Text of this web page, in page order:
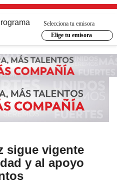
Selecciona tu emisora
Elige tu emisora
sigue vigente
y al apoyo